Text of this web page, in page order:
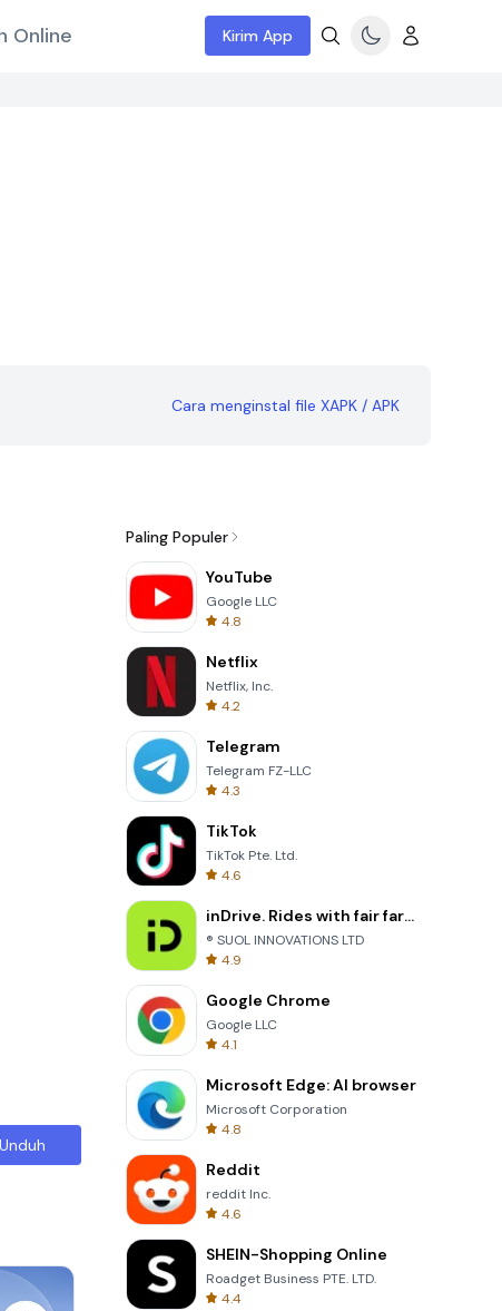
Online Kirim App
Cara menginstal file XAPK / APK
Unduh
Paling Populer
YouTube
Google LLC
4.8
Netflix
Netflix, Inc.
4.2
Telegram
Telegram FZ-LLC
4.3
TikTok
TikTok Pte. Ltd.
4.6
inDrive. Rides with fair fares
® SUOL INNOVATIONS LTD
4.9
Google Chrome
Google LLC
4.1
Microsoft Edge: AI browser
Microsoft Corporation
4.8
Reddit
reddit Inc.
4.6
SHEIN-Shopping Online
Roadget Business PTE. LTD.
4.4